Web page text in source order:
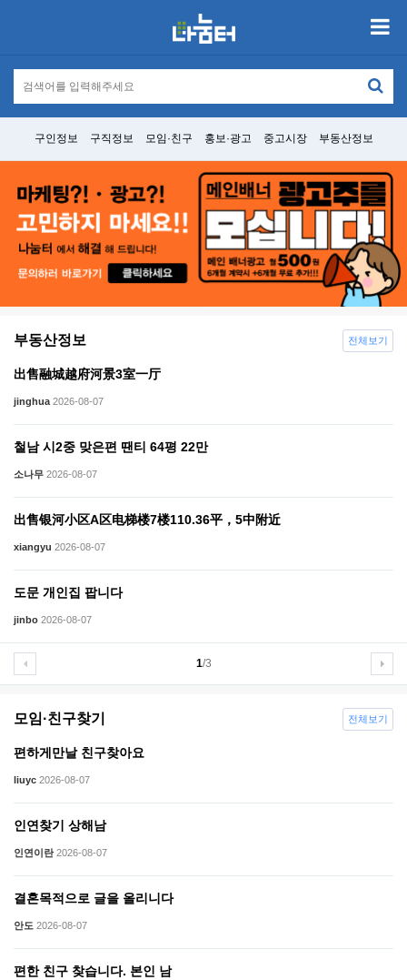
구인정보 구직정보 모임·친구 홍보·광고 중고시장 부동산정보
부동산정보
出售融城越府河景3室一厅
jinghua 2026-08-07
철남 시2중 맞은편 땐티 64평 22만
소나무 2026-08-07
出售银河小区A区电梯楼7楼110.36平，5中附近
xiangyu 2026-08-07
도문 개인집 팝니다
jinbo 2026-08-07
1/3
전체보기
모임·친구찾기
편하게만날 친구찾아요
liuyc 2026-08-07
인연찾기 상해남
인연이란 2026-08-07
결혼목적으로 글을 올리니다
안도 2026-08-07
편한 친구 찾습니다. 본인 남
전체보기